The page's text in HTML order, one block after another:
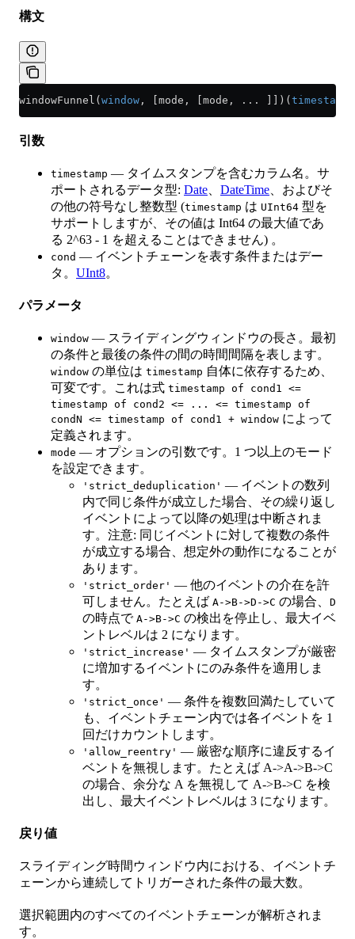
構文
windowFunnel(window , [mode, [mode, ... ]])(timestamp
引数
timestamp — タイムスタンプを含むカラム名。サ
ポートされるデータ型: Date DateTime 、およびそ
の他の符号なし整数型 (timestamp は UInt64 型を
サポートしますが、その値は Int64 の最大値であ
る 2^63 - 1 を超えることはできません) 。
cond — イベントチェーンを表す条件またはデー
タ。 UInt8。
パラメータ
window — スライディングウィンドウの長さ。最初
の条件と最後の条件の間の時間間隔を表します。
window の単位は timestamp 自体に依存するため、
可変です。これは式 timestamp of cond1 <=
timestamp of cond2 <= ... <= timestamp of
condN <= timestamp of cond1 + window によって
定義されます。
mode — オプションの引数です。1 つ以上のモード
を設定できます。
'strict_deduplication' — イベントの数列
内で同じ条件が成立した場合、その繰り返し
イベントによって以降の処理は中断されま
す。注意: 同じイベントに対して複数の条件
が成立する場合、想定外の動作になることが
あります。
'strict_order' — 他のイベントの介在を許
可しません。たとえば A->B->D->C の場合、 D
の時点で A->B->C の検出を停止し、最大イベ
ントレベルは 2 になります。
'strict_increase' — タイムスタンプが厳密
に増加するイベントにのみ条件を適用しま
す。
'strict_once' — 条件を複数回満たしていて
も、イベントチェーン内では各イベントを 1
回だけカウントします。
'allow_reentry' — 厳密な順序に違反するイ
ベントを無視します。たとえば A->A->B->C
の場合、余分な A を無視して A->B->C を検
出し、最大イベントレベルは 3 になります。
戻り値
スライディング時間ウィンドウ内における、イベントチ
ェーンから連続してトリガーされた条件の最大数。
選択範囲内のすべてのイベントチェーンが解析されま
す。